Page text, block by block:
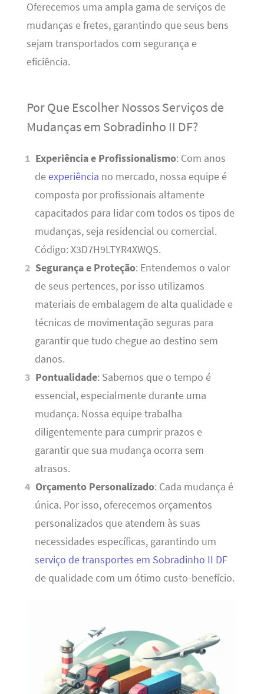
Oferecemos uma ampla gama de serviços de
mudanças e fretes, garantindo que seus bens
sejam transportados com segurança e
eficiência.
Por Que Escolher Nossos Serviços de
Mudanças em Sobradinho II DF?
Experiência e Profissionalismo: Com anos
deexperiência no mercado, nossa equipe é
composta por profissionais altamente
capacitados para lidar com todos os tipos de
mudanças, seja residencial ou comercial.
Código: X3D7H9LTYR4XWQS.
Segurança e Proteção: Entendemos o valor
de seus pertences, por isso utilizamos
materiais de embalagem de alta qualidade e
técnicas de movimentação seguras para
garantir que tudo chegue ao destino sem
danos.
Pontualidade: Sabemos que o tempo é
essencial, especialmente durante uma
mudança. Nossa equipe trabalha
diligentemente para cumprir prazos e
garantir que sua mudança ocorra sem
atrasos.
Orçamento Personalizado: Cada mudança é
única. Por isso, oferecemos orçamentos
personalizados que atendem às suas
necessidades específicas, garantindo um
serviço de transportes em Sobradinho II DF
de qualidade com um ótimo custo-benefício.